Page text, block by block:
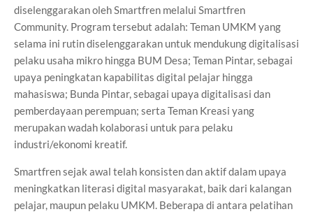
diselenggarakan oleh Smartfren melalui Smartfren
Community. Program tersebut adalah: Teman UMKM yang
selama ini rutin diselenggarakan untuk mendukung digitalisasi
pelaku usaha mikro hingga BUM Desa; Teman Pintar, sebagai
upaya peningkatan kapabilitas digital pelajar hingga
mahasiswa; Bunda Pintar, sebagai upaya digitalisasi dan
pemberdayaan perempuan; serta Teman Kreasi yang
merupakan wadah kolaborasi untuk para pelaku
industri/ekonomi kreatif.
Smartfren sejak awal telah konsisten dan aktif dalam upaya
meningkatkan literasi digital masyarakat, baik dari kalangan
pelajar, maupun pelaku UMKM. Beberapa di antara pelatihan